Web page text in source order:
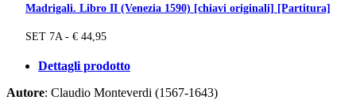
Madrigali. Libro II (Venezia 1590) [chiavi originali] [Partitura]
SET 7A - € 44,95
Dettagli prodotto
Autore: Claudio Monteverdi (1567-1643)